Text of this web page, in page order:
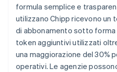
formula semplice e
utilizzano Chipp ricevono un
di abbonamento sotto forma
token aggiuntivi utilizzati
una maggiorazione del 30%
operativi. Le agenzie